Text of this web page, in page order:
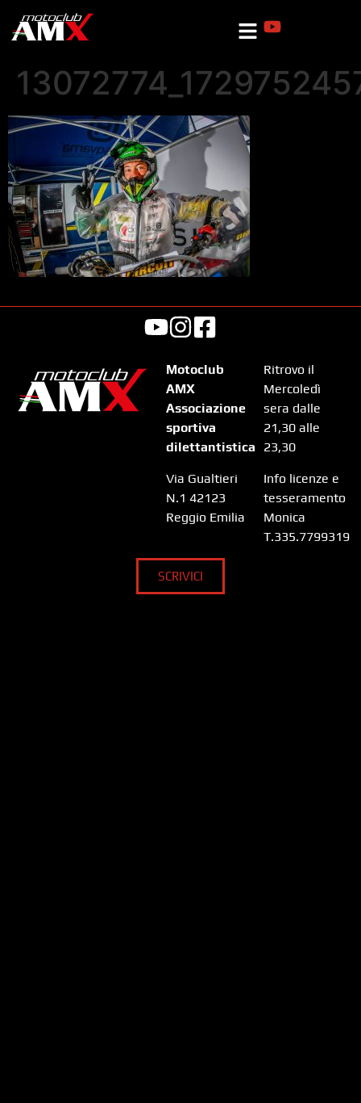
Motoclub
AMX
Associazione
sportiva
dilettantistica
Via Gualtieri
N.1 42123
Reggio Emilia
Ritrovo il
Mercoledì
sera dalle
21,30 alle
23,30
Info licenze e
tesseramento
Monica
T.335.7799319
SCRIVICI